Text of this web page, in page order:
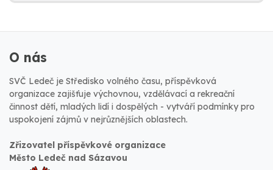
O nás
SVČ Ledeč je Středisko volného času, příspěvková
organizace zajišťuje výchovnou, vzdělávací a rekreační
činnost dětí, mladých lidí i dospělých - vytváří podmínky pro
uspokojení zájmů v nejrůznějších oblastech.
Zřizovatel příspěvkové organizace
Město Ledeč nad Sázavou